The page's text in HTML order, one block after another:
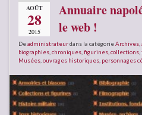
AOÛT
28
2015
Annuaire
le web !
Deadministrateurdans la catégorieArchives
biographies chroniques figurines, collections
Musées ouvrages historiques personnages